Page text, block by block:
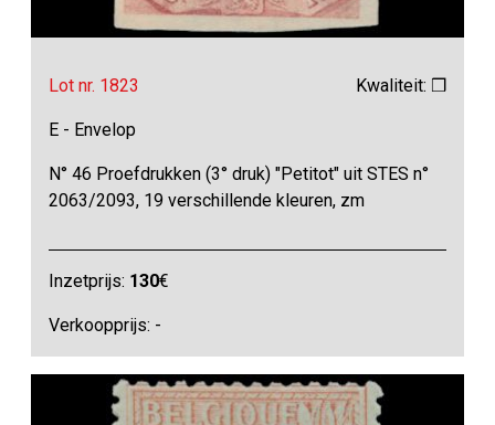
Lot nr. 1823 Kwaliteit: ❒
E - Envelop
N° 46 Proefdrukken (3° druk) "Petitot" uit STES n°
2063/2093, 19 verschillende kleuren, zm
Inzetprijs: 130€
Verkoopprijs: -